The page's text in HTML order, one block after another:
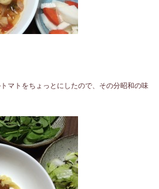
マトをちょっとにしたので、その分昭和の味